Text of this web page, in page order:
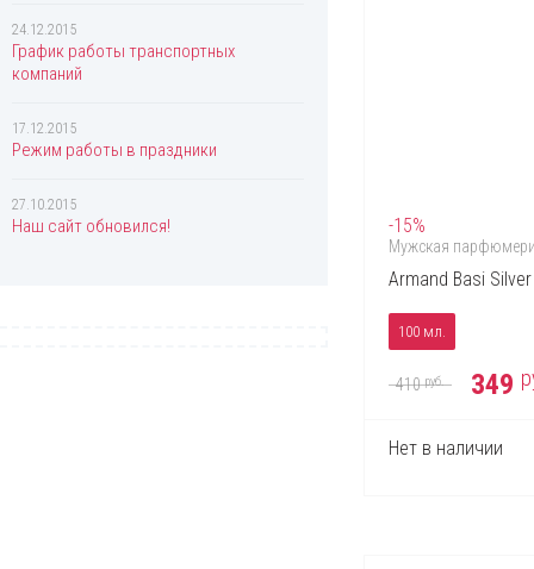
Issey Miyake
Jacques Bogart
Jacques Fath
Jennifer Lopez
Joaquin Cortes
Lacoste
Lady Gaga
24.12.2015
График работы транспортных
компаний
17.12.2015
Режим работы в праздники
27.10.2015
Наш сайт обновился! -15%
Мужская
Armand Basi
100 мл.
410руб. 349
Нет в наличии